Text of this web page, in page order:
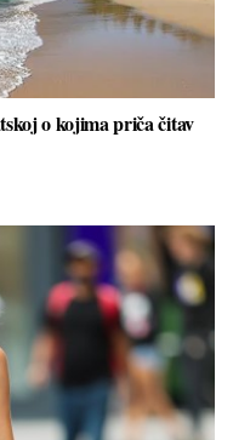
o kojima priča čitav